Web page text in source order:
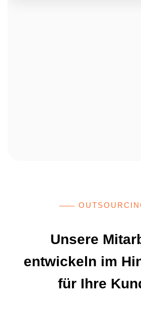
Unsere
entwickeln im
für Ihre